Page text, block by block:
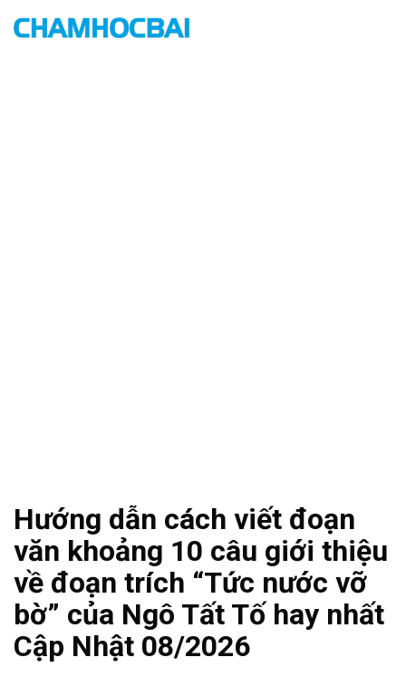
Hướng dẫn cách viết đoạn
văn khoảng 10 câu giới thiệu
về đoạn trích “Tức nước vỡ
bờ” của Ngô Tất Tố hay nhất
Cập Nhật 08/2026